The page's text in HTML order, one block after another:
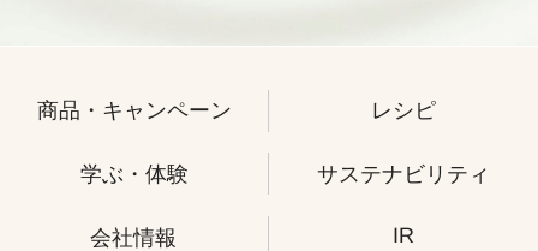
商品・キャンペーン レシピ
学ぶ・体験 サステナビリティ
会社情報 IR